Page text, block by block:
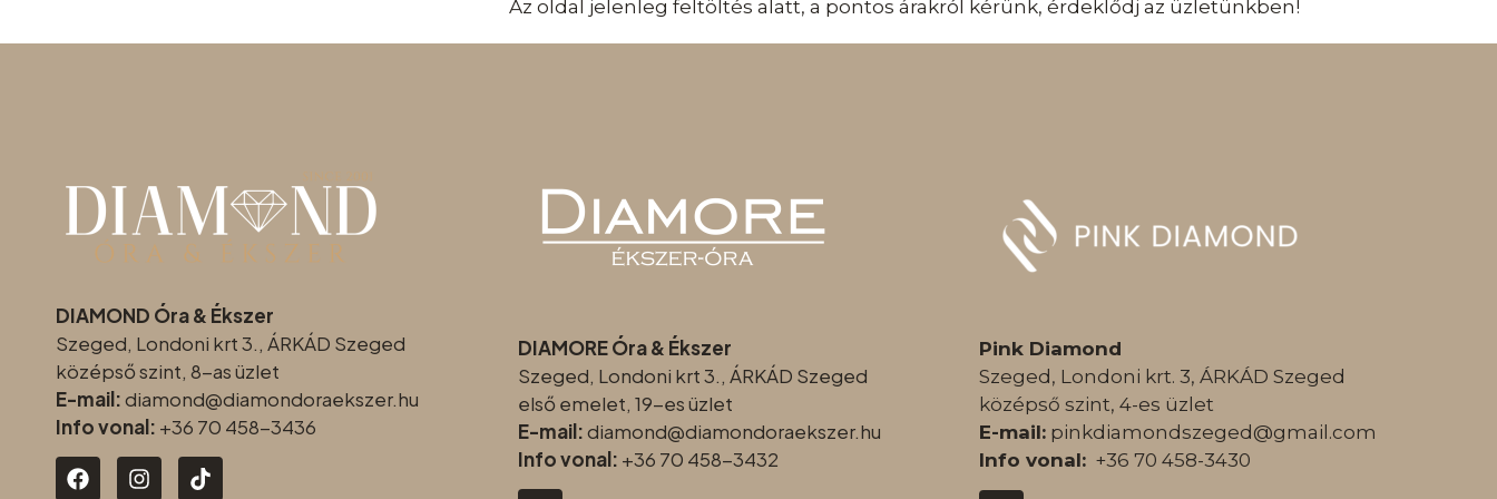
Az oldal jelenleg feltöltés alatt, a pontos árakról kérünk, érdeklődj az üzletünkben!
DIAMOND Óra & Ékszer
Szeged, Londoni krt 3., ÁRKÁD Szeged
középső szint, 8-as üzlet
E-mail:diamond@diamondoraekszer.hu
Info vonal: +36 70 458-3436
DIAMORE Óra & Ékszer
Szeged, Londoni krt 3., ÁRKÁD Szeged
első emelet, 19-es üzlet
E-mail:diamond@diamondoraekszer.hu
Info vonal: +36 70 458-3432
Pink Diamond
Szeged, Londoni krt. 3, ÁRKÁD Szeged
középső szint, 4-es üzlet
E-mail: pinkdiamondszeged@gmail.com
Info vonal: +36 70 458-3430